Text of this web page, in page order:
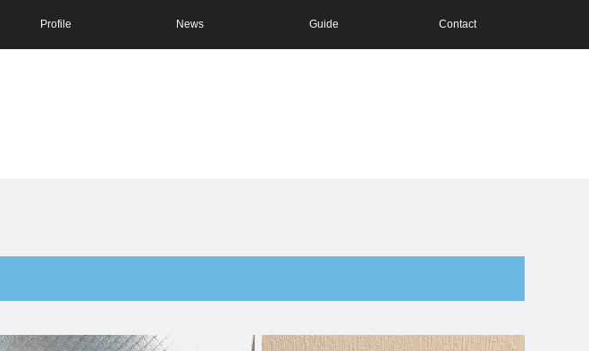
Profile News Guide Contact